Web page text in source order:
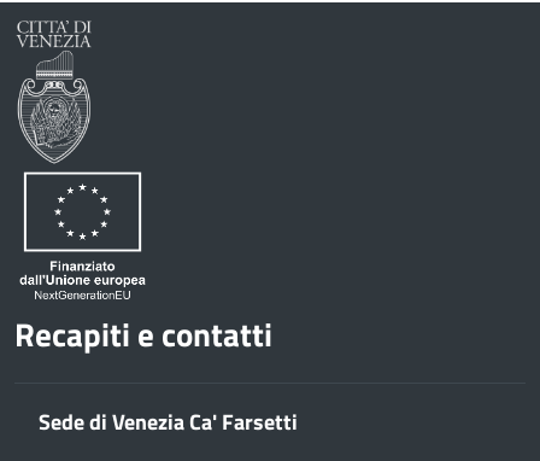
Recapiti e contatti
Sede di Venezia Ca' Farsetti